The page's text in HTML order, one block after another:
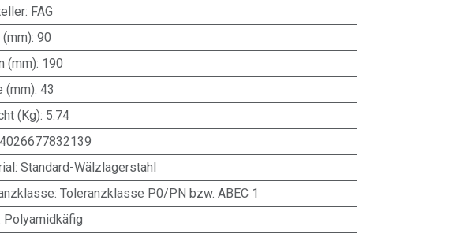
: FAG
(mm): 90
(mm): 190
(mm): 43
(Kg): 5.74
4026677832139
: Standard-Wälzlagerstahl
: Toleranzklasse P0/PN bzw. ABEC 1
Polyamidkäfig